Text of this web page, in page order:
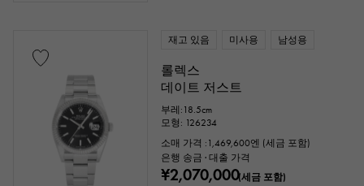
재고 있음 미사용 남성용
롤렉스
데이트 저스트
부레:18.5cm
모형: 126234
소매 가격 : 1,469,600엔 (세금 포함)
은행 송금 · 대출 가격
¥2,070,000(세금 포함)